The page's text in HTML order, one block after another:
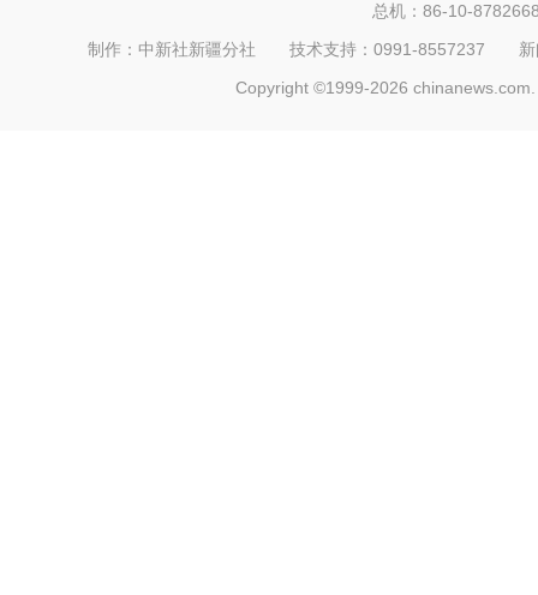
总机：86-10-
制作：中新社新疆分社 技术支持：0991-8557237
Copyright ©1999-2026